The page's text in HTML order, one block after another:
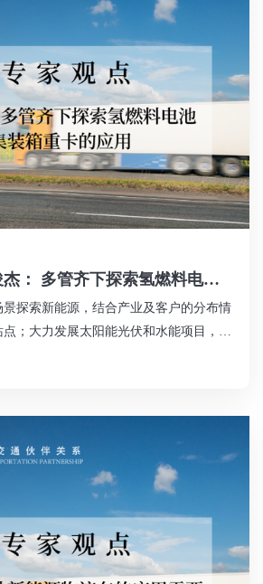
： 多管齐下探索氢燃料电池
用探索新能源，结合产业及客户的分布情
；大力发展太阳能光伏和水能项目，增
成本；发展更加安全可靠的高压储氢技
。